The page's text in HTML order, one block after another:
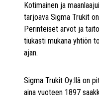
Kotimainen ja
tarjoava Sigma Trukit
Perinteiset arvot ja
tiukasti mukana yhtiön
ajan.
Sigma Trukit Oy:llä on
aina vuoteen 1897